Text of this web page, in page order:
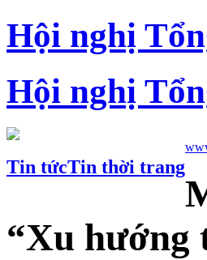
Hội nghị
Hội nghị
Tin tứcTin thời trang
“Xu hướng